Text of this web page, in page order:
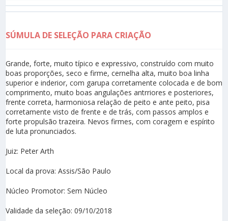
SÚMULA DE SELEÇÃO PARA CRIAÇÃO
Grande, forte, muito típico e expressivo, construído com muito
boas proporções, seco e firme, cernelha alta, muito boa linha
superior e inderior, com garupa corretamente colocada e de bom
comprimento, muito boas angulações antrriores e posteriores,
frente correta, harmoniosa relação de peito e ante peito, pisa
corretamente visto de frente e de trás, com passos amplos e
forte propulsão trazeira. Nevos firmes, com coragem e espírito
de luta pronunciados.
Juiz: Peter Arth
Local da prova: Assis/São Paulo
Núcleo Promotor: Sem Núcleo
Validade da seleção: 09/10/2018